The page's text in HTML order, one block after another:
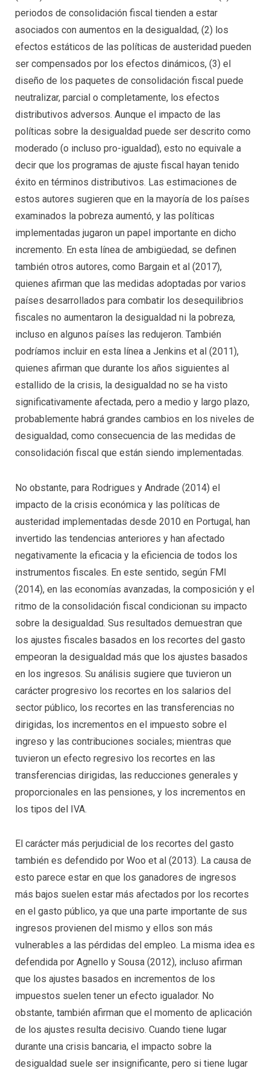
periodos de consolidación fiscal tienden a estar
asociados con aumentos en la desigualdad, (2) los
efectos estáticos de las políticas de austeridad pueden
ser compensados por los efectos dinámicos, (3) el
diseño de los paquetes de consolidación fiscal puede
neutralizar, parcial o completamente, los efectos
distributivos adversos. Aunque el impacto de las
políticas sobre la desigualdad puede ser descrito como
moderado (o incluso pro-igualdad), esto no equivale a
decir que los programas de ajuste fiscal hayan tenido
éxito en términos distributivos. Las estimaciones de
estos autores sugieren que en la mayoría de los países
examinados la pobreza aumentó, y las políticas
implementadas jugaron un papel importante en dicho
incremento. En esta línea de ambigüedad, se definen
también otros autores, como Bargain et al (2017),
quienes afirman que las medidas adoptadas por varios
países desarrollados para combatir los desequilibrios
fiscales no aumentaron la desigualdad ni la pobreza,
incluso en algunos países las redujeron. También
podríamos incluir en esta línea a Jenkins et al (2011),
quienes afirman que durante los años siguientes al
estallido de la crisis, la desigualdad no se ha visto
significativamente afectada, pero a medio y largo plazo,
probablemente habrá grandes cambios en los niveles de
desigualdad, como consecuencia de las medidas de
consolidación fiscal que están siendo implementadas.
No obstante, para Rodrigues y Andrade (2014) el
impacto de la crisis económica y las políticas de
austeridad implementadas desde 2010 en Portugal, han
invertido las tendencias anteriores y han afectado
negativamente la eficacia y la eficiencia de todos los
instrumentos fiscales. En este sentido, según FMI
(2014), en las economías avanzadas, la composición y el
ritmo de la consolidación fiscal condicionan su impacto
sobre la desigualdad. Sus resultados demuestran que
los ajustes fiscales basados en los recortes del gasto
empeoran la desigualdad más que los ajustes basados
en los ingresos. Su análisis sugiere que tuvieron un
carácter progresivo los recortes en los salarios del
sector público, los recortes en las transferencias no
dirigidas, los incrementos en el impuesto sobre el
ingreso y las contribuciones sociales; mientras que
tuvieron un efecto regresivo los recortes en las
transferencias dirigidas, las reducciones generales y
proporcionales en las pensiones, y los incrementos en
los tipos del IVA.
El carácter más perjudicial de los recortes del gasto
también es defendido por Woo et al (2013). La causa de
esto parece estar en que los ganadores de ingresos
más bajos suelen estar más afectados por los recortes
en el gasto público, ya que una parte importante de sus
ingresos provienen del mismo y ellos son más
vulnerables a las pérdidas del empleo. La misma idea es
defendida por Agnello y Sousa (2012), incluso afirman
que los ajustes basados en incrementos de los
impuestos suelen tener un efecto igualador. No
obstante, también afirman que el momento de aplicación
de los ajustes resulta decisivo. Cuando tiene lugar
durante una crisis bancaria, el impacto sobre la
desigualdad suele ser insignificante, pero si tiene lugar